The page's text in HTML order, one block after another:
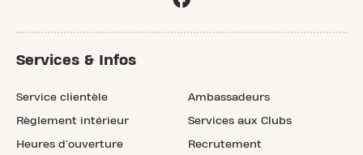
Services & Infos
Service clientèle
Règlement intérieur
Heures d'ouverture
Ambassadeurs
Services aux Clubs
Recrutement